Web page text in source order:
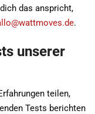
das anspricht,
.
unserer
teilen,
Tests berichten